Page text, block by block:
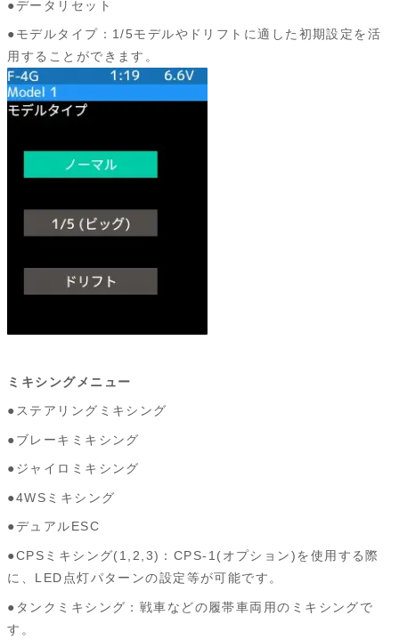
●データリセット
●モデルタイプ：1/5モデルやドリフトに適した初期設定を活
用することができます。
ミキシングメニュー
●ステアリングミキシング
●ブレーキミキシング
●ジャイロミキシング
●4WSミキシング
●デュアルESC
●CPSミキシング(1,2,3)：CPS-1(オプション)を使用する際
に、LED点灯パターンの設定等が可能です。
●タンクミキシング：戦車などの履帯車両用のミキシングで
す。